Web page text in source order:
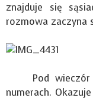
znajduje się
rozmowa zaczyna
Pod wieczór
numerach.